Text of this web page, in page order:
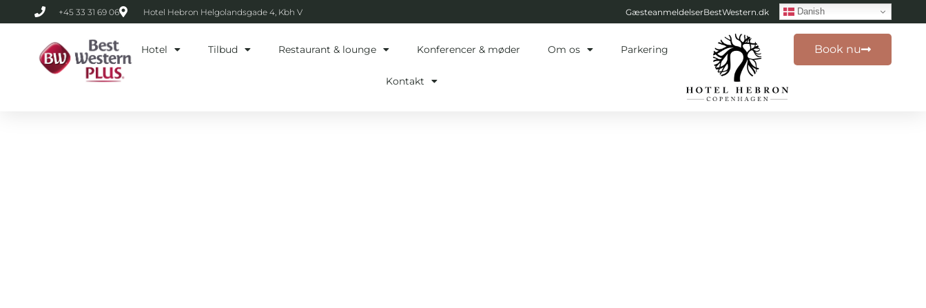
til
+45 33 31 69 06 Hotel Hebron Helgolandsgade 4, Kbh V GæsteanmeldelserBestWestern.dk Danish
Hotel Tilbud Restaurant & lounge Konferencer & møder Om os Parkering
Kontakt
Book nu